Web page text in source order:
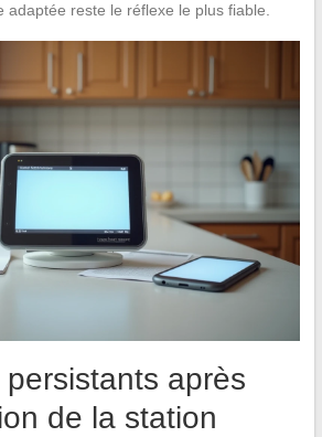
reste le réflexe le plus fiable.
après
de la station